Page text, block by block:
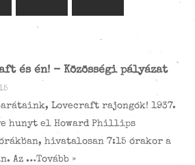
és én! - Közösségi pályázat
Lovecraft rajongók! 1937.
hunyt el Howard Phillips
hivatalosan 7:15 órakor a
Az …Tovább »